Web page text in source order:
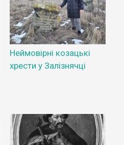
Неймовірні козацькі
хрести у Залізнячці